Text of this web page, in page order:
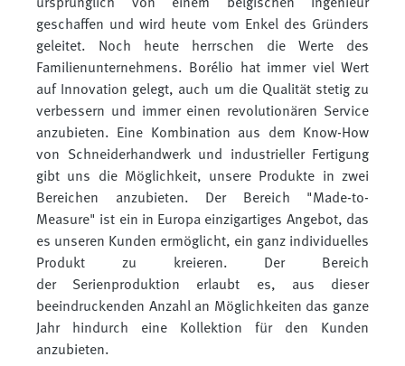
ursprünglich von einem belgischen Ingenieur
geschaffen und wird heute vom Enkel des Gründers
geleitet. Noch heute herrschen die Werte des
Familienunternehmens. Borélio hat immer viel Wert
auf Innovation gelegt, auch um die Qualität stetig zu
verbessern und immer einen revolutionären Service
anzubieten. Eine Kombination aus dem Know-How
von Schneiderhandwerk und industrieller Fertigung
gibt uns die Möglichkeit, unsere Produkte in zwei
Bereichen anzubieten. Der Bereich "Made-to-
Measure" ist ein in Europa einzigartiges Angebot, das
es unseren Kunden ermöglicht, ein ganz individuelles
Produkt zu kreieren. Der Bereich
der Serienproduktion erlaubt es, aus dieser
beeindruckenden Anzahl an Möglichkeiten das ganze
Jahr hindurch eine Kollektion für den Kunden
anzubieten.